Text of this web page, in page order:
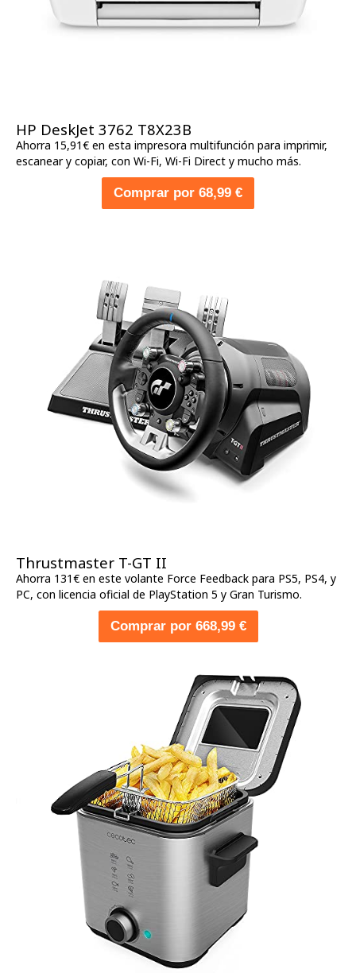
HP DeskJet 3762 T8X23B
Ahorra 15,91€ en esta impresora multifunción para imprimir,
escanear y copiar, con Wi-Fi, Wi-Fi Direct y mucho más.
Comprar por 68,99 €
Thrustmaster T-GT II
Ahorra 131€ en este volante Force Feedback para PS5, PS4, y
PC, con licencia oficial de PlayStation 5 y Gran Turismo.
Comprar por 668,99 €